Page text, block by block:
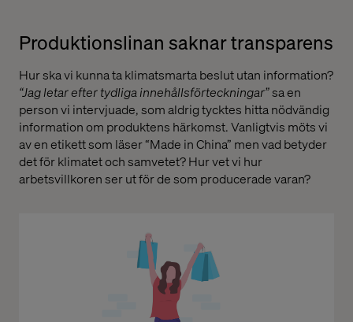
Produktionslinan saknar transparens
Hur ska vi kunna ta klimatsmarta beslut utan information?
“Jag letar efter tydliga innehållsförteckningar”sa en
person vi intervjuade, som aldrig tycktes hitta nödvändig
information om produktens härkomst. Vanligtvis möts vi
av en etikett som läser “Made in China” men vad betyder
det för klimatet och samvetet? Hur vet vi hur
arbetsvillkoren ser ut för de som producerade varan?